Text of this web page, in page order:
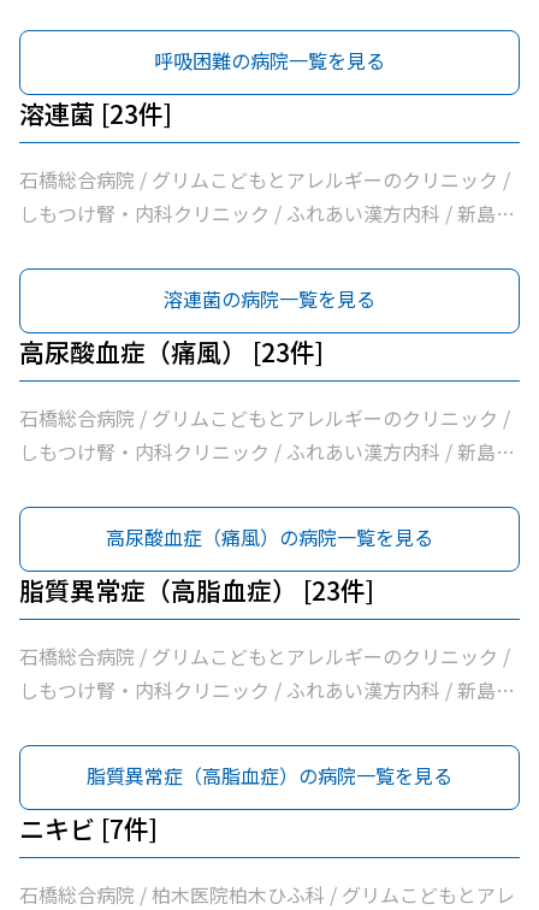
らさぎ
呼吸困難の病院一覧を見る
溶連菌 [23件]
石橋総合病院 / グリムこどもとアレルギーのクリニック /
しもつけ腎・内科クリニック / ふれあい漢方内科 / 新島内
内科・乳腺クリニック / 島田クリニック / 佐藤内科 / コン
フォート下野クリニック / ふじたクリニック / 医療法人社
団輝会つばさクリニック / 藤沼医院 / 石川医院 / やの小児
科医院 / 川嶌内科小児科クリニック / 一般社団法人巨樹の
会新上三川病院 / 小口内科小児科医院 / 山﨑医院 / うえの
クリニック / せんば医院 / どんどんまもろうクリニックし
溶連菌の病院一覧を見る
高尿酸血症（痛風） [23件]
石橋総合病院 / グリムこどもとアレルギーのクリニック /
しもつけ腎・内科クリニック / ふれあい漢方内科 / 新島内
内科・乳腺クリニック / 島田クリニック / 佐藤内科 / コン
フォート下野クリニック / ふじたクリニック / 医療法人社
団輝会つばさクリニック / 藤沼医院 / 石川医院 / やの小児
科医院 / 川嶌内科小児科クリニック / 一般社団法人巨樹の
会新上三川病院 / 小口内科小児科医院 / 山﨑医院 / うえの
クリニック / せんば医院 / どんどんまもろうクリニックし
高尿酸血症（痛風）の病院一覧を見る
脂質異常症（高脂血症） [23件]
石橋総合病院 / グリムこどもとアレルギーのクリニック /
しもつけ腎・内科クリニック / ふれあい漢方内科 / 新島内
内科・乳腺クリニック / 島田クリニック / 佐藤内科 / コン
フォート下野クリニック / ふじたクリニック / 医療法人社
団輝会つばさクリニック / 藤沼医院 / 石川医院 / やの小児
科医院 / 川嶌内科小児科クリニック / 一般社団法人巨樹の
会新上三川病院 / 小口内科小児科医院 / 山﨑医院 / うえの
脂質異常症（高脂血症）の病院一覧を見る
ニキビ [7件]
石橋総合病院 / 柏木医院柏木ひふ科 / グリムこどもとアレ